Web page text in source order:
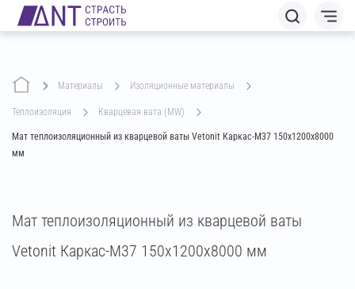
Материалы изоляционные материалы
теплоизоляция кварцевая вата (MW)
Мат теплоизоляционный из кварцевой ваты Vetonit Каркас-М37 150х1200х8000
мм
Мат теплоизоляционный из кварцевой ваты
Vetonit Каркас-М37 150х1200х8000 мм